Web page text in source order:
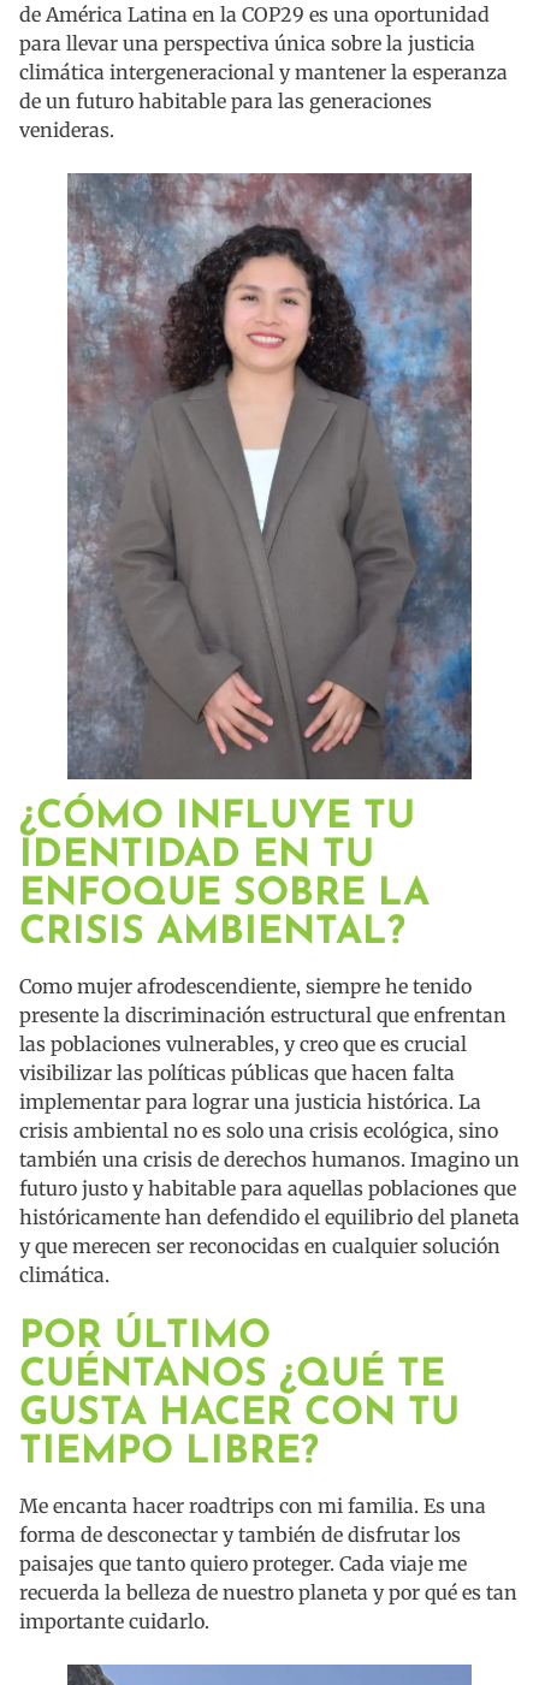
de América Latina en la COP29 es una oportunidad
para llevar una perspectiva única sobre la justicia
climática intergeneracional y mantener la esperanza
de un futuro habitable para las generaciones
venideras.
¿CÓMO INFLUYE TU
IDENTIDAD EN TU
ENFOQUE SOBRE LA
CRISIS AMBIENTAL?
Como mujer afrodescendiente, siempre he tenido
presente la discriminación estructural que enfrentan
las poblaciones vulnerables, y creo que es crucial
visibilizar las políticas públicas que hacen falta
implementar para lograr una justicia histórica. La
crisis ambiental no es solo una crisis ecológica, sino
también una crisis de derechos humanos. Imagino un
futuro justo y habitable para aquellas poblaciones que
históricamente han defendido el equilibrio del planeta
y que merecen ser reconocidas en cualquier solución
climática.
POR ÚLTIMO
CUÉNTANOS ¿QUÉ TE
GUSTA HACER CON TU
TIEMPO LIBRE?
Me encanta hacer roadtrips con mi familia. Es una
forma de desconectar y también de disfrutar los
paisajes que tanto quiero proteger. Cada viaje me
recuerda la belleza de nuestro planeta y por qué es tan
importante cuidarlo.